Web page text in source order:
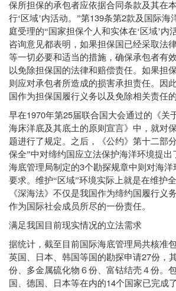
保所担保的承包者应依据合同条款及其在
行‘区域’内活动。”第139条第2款及国际海
庭受理的“国家担保个人和实体在‘区域’内
咨询意见都表明，如果担保国已经采取法
等一切必要和适当的措施，确保承包者有
以免除担保国的法律和赔偿责任。如果担
则应对承包者所造成的损害承担责任。因
国作为担保国履行义务以及免除相关责任的
早在1970年第25届联合国大会通过的《关
海床洋底及其底土的原则宣言》中，就对
题进行了规定。之后，《公约》第十二部
保全”中对缔约国应立法保护海洋环境提
海底管理局制定的3个勘探规章中则对海
要求。维护“区域”环境实际上就是在维护
《深海法》不仅是我国作为缔约国履行义
作为国际社会成员所尽的一份责任。
满足我国目前现实情况的立法需求
据统计，截至目前国际海底管理局共核准
英国、日本、韩国等国的勘探申请27份，
份、多金属硫化物６份、富钴结壳４份。
国、德国、日本等在内的14个国家已完成